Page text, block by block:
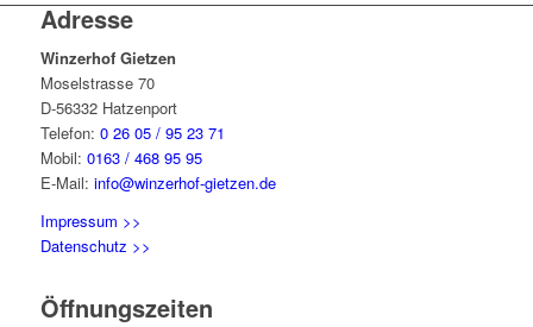
Adresse
Winzerhof Gietzen
Moselstrasse 70
D-56332 Hatzenport
Telefon: 0 26 05 / 95 23 71
Mobil: 0163 / 468 95 95
E-Mail: info@winzerhof-gietzen.de
Impressum >>
Datenschutz >>
Öffnungszeiten